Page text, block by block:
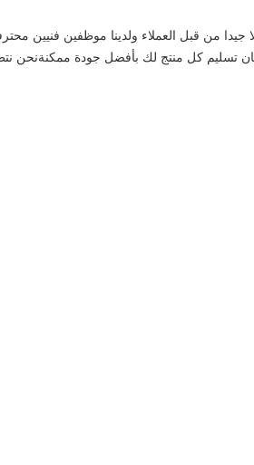
جيدا من قبل العملاء ولدينا موظفين فنيين
تسليم كل منتج لك بأفضل جودة ممكنةنحن